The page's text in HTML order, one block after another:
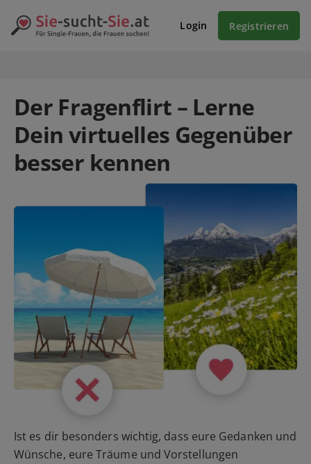
Login Registrieren
Der Fragenflirt – Lerne
Dein virtuelles Gegenüber
besser kennen
Ist es dir besonders wichtig, dass eure Gedanken und
Wünsche, eure Träume und Vorstellungen